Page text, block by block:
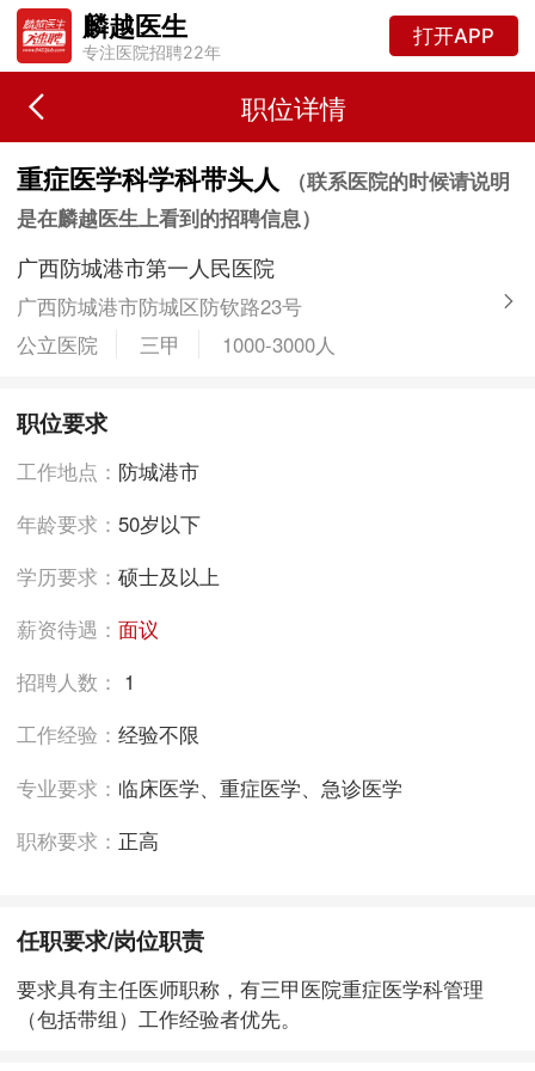
麟越医生
专注医院招聘22年
打开APP
职位详情
重症医学科学科带头人
（联系医院的时候请说明
是在麟越医生上看到的招聘信息）
广西防城港市第一人民医院
广西防城港市防城区防钦路23号
公立医院
三甲 1000-3000人
职位要求
工作地点： 防城港市
年龄要求：50岁以下
学历要求：硕士及以上
薪资待遇：面议
招聘人数： 1
工作经验：经验不限
专业要求： 临床医学、重症医学、急诊医学
职称要求： 正高
任职要求/岗位职责
要求具有主任医师职称，有三甲医院重症医学科管理
（包括带组）工作经验者优先。